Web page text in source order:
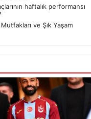
haftalık performansı
ve Şık Yaşam